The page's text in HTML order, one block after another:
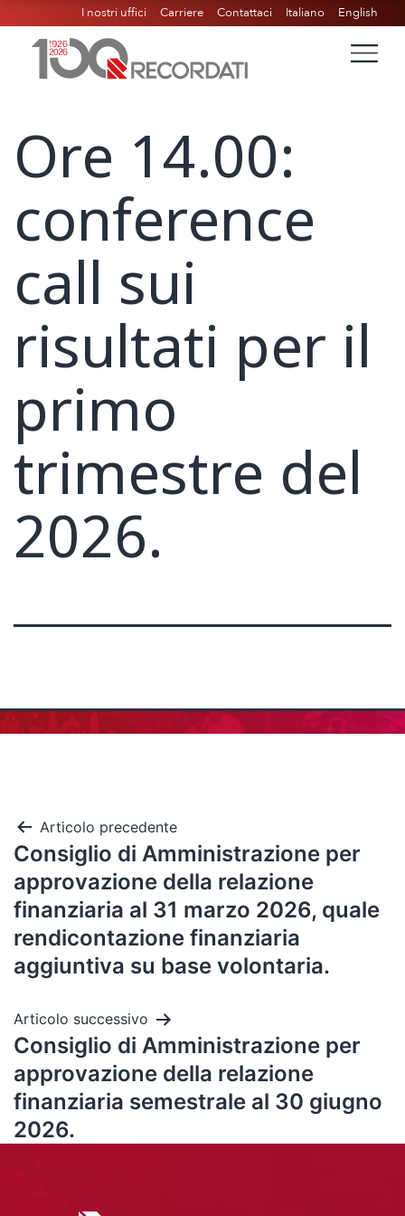
I nostri uffici Carriere Contattaci Italiano English
Ore 14.00:
conference
call sui
risultati per il
primo
trimestre del
2026.
Articolo precedente
Consiglio di Amministrazione per
approvazione della relazione
finanziaria al 31 marzo 2026, quale
rendicontazione finanziaria
aggiuntiva su base volontaria.
Articolo successivo
Consiglio di Amministrazione per
approvazione della relazione
finanziaria semestrale al 30 giugno
2026.